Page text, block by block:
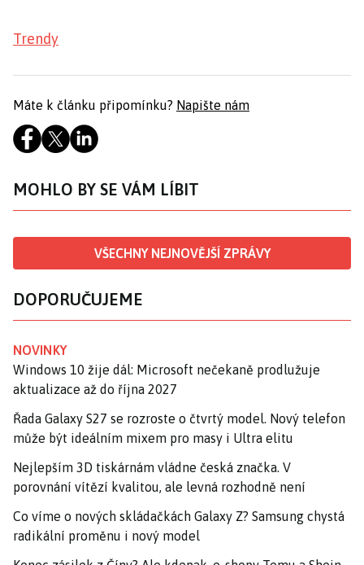
Trendy
Máte k článku připomínku? Napište nám
MOHLO BY SE VÁM LÍBIT
VŠECHNY NEJNOVĚJŠÍ ZPRÁVY
DOPORUČUJEME
NOVINKY
Windows 10 žije dál: Microsoft nečekaně prodlužuje
aktualizace až do října 2027
Řada Galaxy S27 se rozroste o čtvrtý model. Nový telefon
může být ideálním mixem pro masy i Ultra elitu
Nejlepším 3D tiskárnám vládne česká značka. V
porovnání vítězí kvalitou, ale levná rozhodně není
Co víme o nových skládačkách Galaxy Z? Samsung chystá
radikální proměnu i nový model